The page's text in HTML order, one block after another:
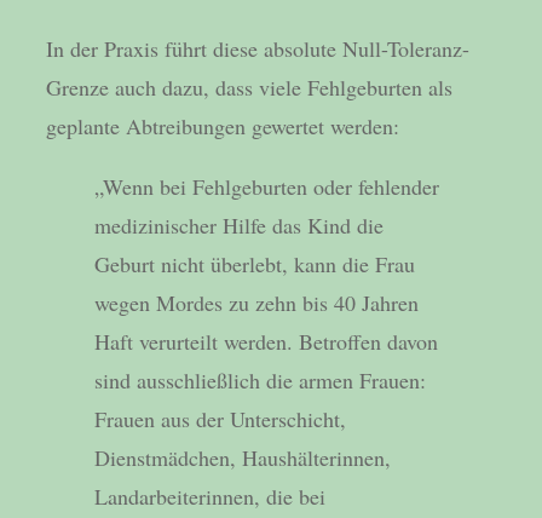
In der Praxis führt diese absolute Null-Toleranz-
Grenze auch dazu, dass viele Fehlgeburten als
geplante Abtreibungen gewertet werden:
„Wenn bei Fehlgeburten oder fehlender
medizinischer Hilfe das Kind die
Geburt nicht überlebt, kann die Frau
wegen Mordes zu zehn bis 40 Jahren
Haft verurteilt werden. Betroffen davon
sind ausschließlich die armen Frauen:
Frauen aus der Unterschicht,
Dienstmädchen, Haushälterinnen,
Landarbeiterinnen, die bei